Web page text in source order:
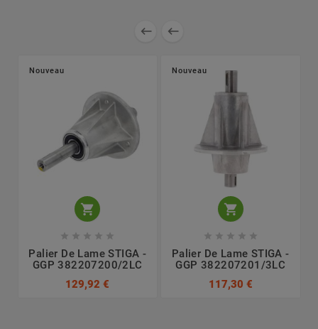
 
Nouveau

    
Palier De Lame STIGA -
GGP 382207200/2LC
129,92 €
Nouveau

    
Palier De Lame STIGA -
GGP 382207201/3LC
117,30 €